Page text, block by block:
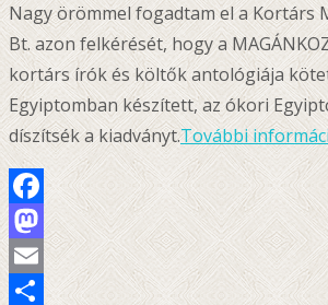
Nagy örömmel fogadtam el a Kortárs
Bt. azon felkérését, hogy a
kortárs írók és költők antológiája
Egyiptomban készített, az ókori
díszítsék a kiadványt.További
Facebook
Mastodon
Email